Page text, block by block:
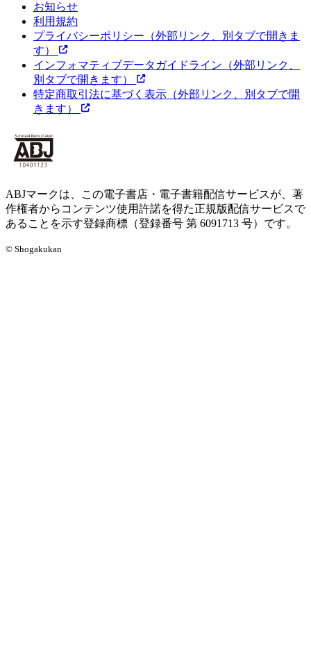
お知らせ
利用規約
プライバシーポリシー （外部リンク、別タブで開きま
す）
インフォマティブデータガイドライン （外部リンク、
別タブで開きます）
特定商取引法に基づく表示 （外部リンク、別タブで開
きます）
ABJマークは、この電子書店・電子書籍配信サービスが、著
作権者からコンテンツ使用許諾を得た正規版配信サービスで
あることを示す登録商標（登録番号 第 6091713 号）です。
© Shogakukan